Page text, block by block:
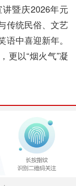
暨庆2026年元
传统民俗、文艺
中喜迎新年。
更以“烟火气”凝